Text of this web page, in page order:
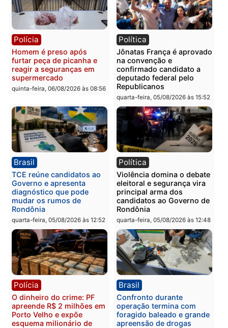
Polícia
Homem é esfaqueado no
tórax durante briga com
vizinho no bairro Ulysses
Guimarães
quinta-feira, 06/08/2026 às 09:24
Polícia
Três suspeitos ligados a
facção criminosa são
presos por receptação e
adulteração de veículos
em Porto Velho
quinta-feira, 06/08/2026 às
Polícia
Homem é preso com
drogas durante ação da
PM no Castanheira
quinta-feira, 06/08/2026 às 09:02
Polícia
Polícia Civil prende dois
homens por tortura,
tráfico e posse de arma
Itapuã
quinta-feira, 06/08/2026 às
Polícia
Homem é preso após
furtar peça de picanha e
reagir a seguranças em
Política
Jônatas França é
na convenção e
confirmado candidato a